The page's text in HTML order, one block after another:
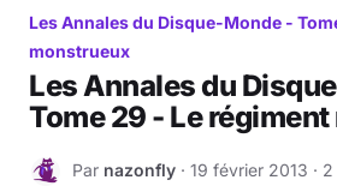
Les Annales du Disque-Monde -
monstrueux
Les Annales du
Tome 29 - Le
N Par nazonfly · 19 février 2013 ·